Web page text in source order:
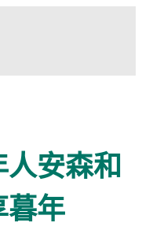
安森和
暮年